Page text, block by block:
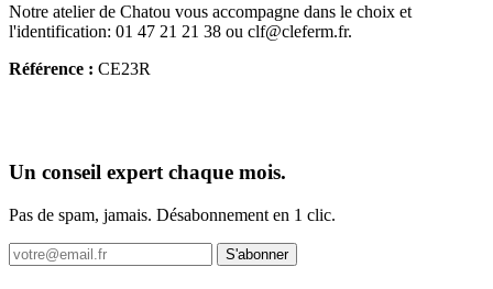
Notre atelier de Chatou vous accompagne dans le choix et
l'identification: 01 47 21 21 38 ou clf@cleferm.fr.
Référence : CE23R
Un conseil expert chaque mois.
Pas de spam, jamais. Désabonnement en 1 clic.
S'abonner